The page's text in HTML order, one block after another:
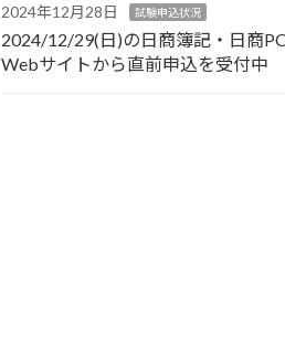
2024年12月28日 試験申込状況
2024/12/29(日)の日商簿記・日商
Webサイトから直前申込を受付中